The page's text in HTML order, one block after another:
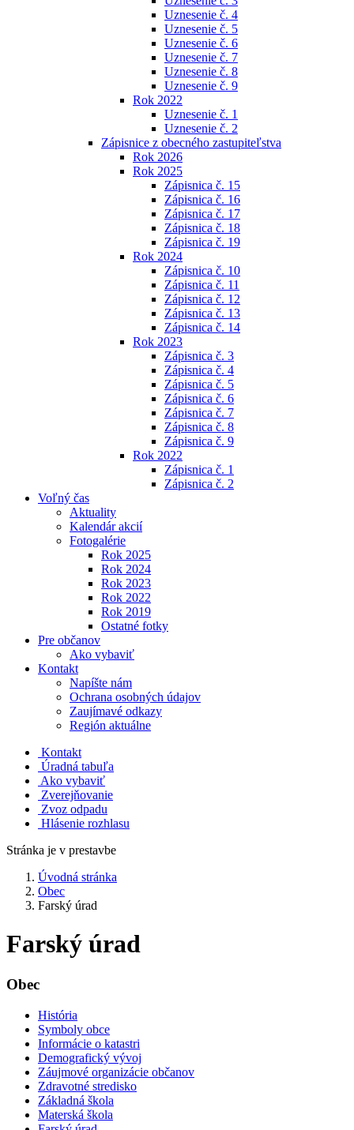
Uznesenie č. 4
Uznesenie č. 5
Uznesenie č. 6
Uznesenie č. 7
Uznesenie č. 8
Uznesenie č. 9
Rok 2022
Uznesenie č. 1
Uznesenie č. 2
Zápisnice z obecného zastupiteľstva
Rok 2026
Rok 2025
Zápisnica č. 15
Zápisnica č. 16
Zápisnica č. 17
Zápisnica č. 18
Zápisnica č. 19
Rok 2024
Zápisnica č. 10
Zápisnica č. 11
Zápisnica č. 12
Zápisnica č. 13
Zápisnica č. 14
Rok 2023
Zápisnica č. 3
Zápisnica č. 4
Zápisnica č. 5
Zápisnica č. 6
Zápisnica č. 7
Zápisnica č. 8
Zápisnica č. 9
Rok 2022
Zápisnica č. 1
Zápisnica č. 2
Voľný čas
Aktuality
Kalendár akcií
Fotogalérie
Rok 2025
Rok 2024
Rok 2023
Rok 2022
Rok 2019
Ostatné fotky
Pre občanov
Ako vybaviť
Kontakt
Napíšte nám
Ochrana osobných údajov
Zaujímavé odkazy
Región aktuálne
Kontakt
Úradná tabuľa
Ako vybaviť
Zverejňovanie
Zvoz odpadu
Hlásenie rozhlasu
Stránka je v prestavbe
Úvodná stránka
Obec
Farský úrad
Farský úrad
Obec
História
Symboly obce
Informácie o katastri
Demografický vývoj
Záujmové organizácie občanov
Zdravotné stredisko
Základná škola
Materská škola